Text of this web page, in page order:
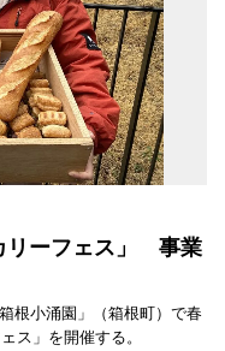
リーフェス」 事業
根小涌園」（箱根町）で春
ス」を開催する。